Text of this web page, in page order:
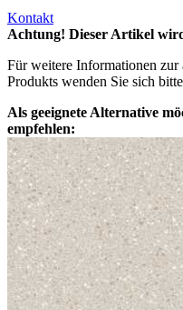
Kontakt
Achtung! Dieser Artikel
Für weitere Informationen zur
Produkts wenden Sie sich
Als geeignete Alternative
empfehlen: